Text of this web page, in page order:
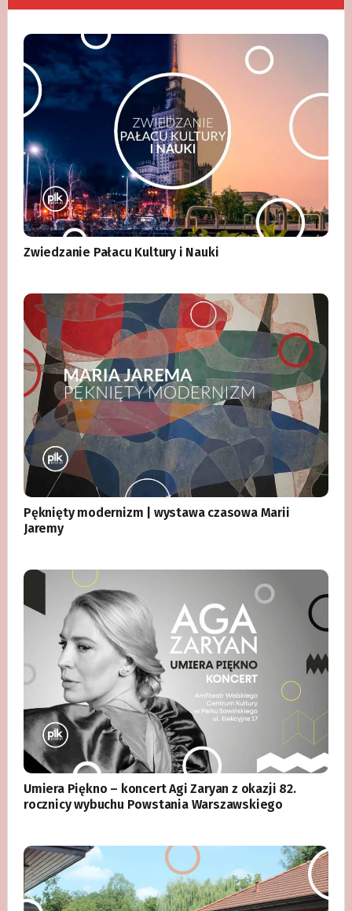
Zwiedzanie Pałacu Kultury i Nauki
Pęknięty modernizm | wystawa czasowa Marii
Jaremy
Umiera Piękno – koncert Agi Zaryan z okazji 82.
rocznicy wybuchu Powstania Warszawskiego